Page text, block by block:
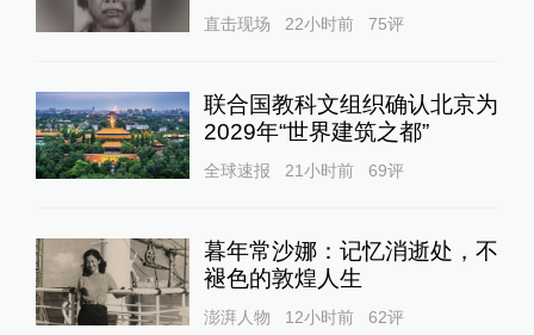
直击现场 22小时前 75评
联合国教科文组织确认北京为
2029年“世界建筑之都”
全球速报 21小时前 69评
暮年常沙娜：记忆消逝处，不
褪色的敦煌人生
澎湃人物 12小时前 62评